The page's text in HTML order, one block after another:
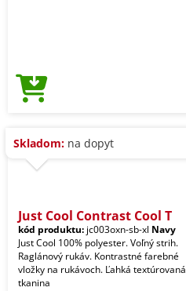
Skladom: na dopyt
Just Cool Contrast Cool T
kód produktu: jc003oxn-sb-xl Navy
Just Cool 100% polyester. Voľný strih.
Raglánový rukáv. Kontrastné farebné
vložky na rukávoch. Ľahká textúrovaná
tkanina